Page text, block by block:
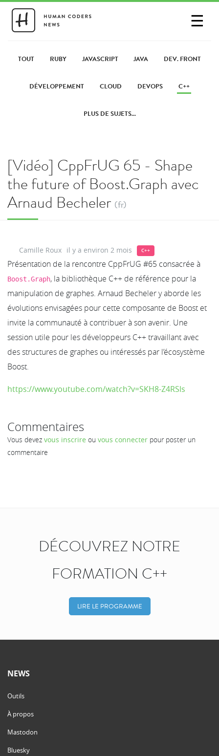
☰
PARTAGER UN LIEN
TOUT RUBY JAVASCRIPT JAVA DEV. FRONT
DÉVELOPPEMENT CLOUD DEVOPS C++
PLUS DE SUJETS...
[Vidéo] CppFrUG 65 - Shape
the future of Boost.Graph avec
Arnaud Becheler (fr)
Camille Roux il y a environ 2 mois C++
Présentation de la rencontre CppFrUG #65 consacrée à
Boost.Graph, la bibliothèque C++ de référence pour la
manipulation de graphes. Arnaud Becheler y aborde les
évolutions envisagées pour cette composante de Boost et
invite la communauté à contribuer à son avenir. Une
session utile pour les développeurs C++ travaillant avec
des structures de graphes ou intéressés par l’écosystème
Boost.
https://www.youtube.com/watch?v=SKH8-Z4RSls
Commentaires
Vous devez vous inscrire ou vous connecter pour poster un
commentaire
DÉCOUVREZ NOTRE
FORMATION C++
LIRE LE PROGRAMME
NEWS
Outils
À propos
Mastodon
Bluesky